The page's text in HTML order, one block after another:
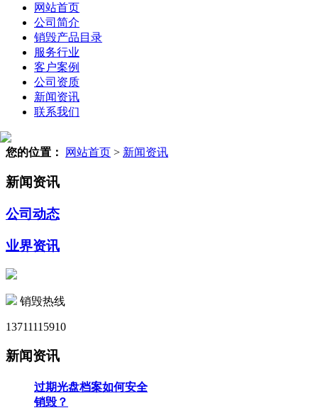
网站首页
公司简介
销毁产品目录
服务行业
客户案例
公司资质
新闻资讯
联系我们
您的位置： 网站首页 > 新闻资讯
新闻资讯
公司动态
业界资讯
销毁热线
13711115910
新闻资讯
过期光盘档案如何安全
销毁？